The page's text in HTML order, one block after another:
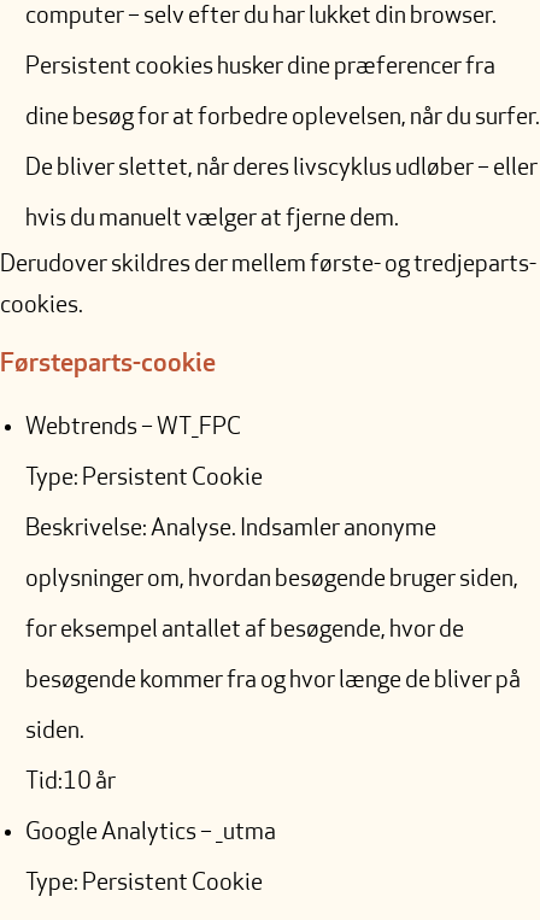
computer – selv efter du har lukket din browser.
Persistent cookies husker dine præferencer fra
dine besøg for at forbedre oplevelsen, når du surfer.
De bliver slettet, når deres livscyklus udløber – eller
hvis du manuelt vælger at fjerne dem.
Derudover skildres der mellem første- og tredjeparts-
cookies.
Førsteparts-cookie
Webtrends – WT_FPC
Type: Persistent Cookie
Beskrivelse: Analyse. Indsamler anonyme
oplysninger om, hvordan besøgende bruger siden,
for eksempel antallet af besøgende, hvor de
besøgende kommer fra og hvor længe de bliver på
siden.
Tid:10 år
Google Analytics – _utma
Type: Persistent Cookie